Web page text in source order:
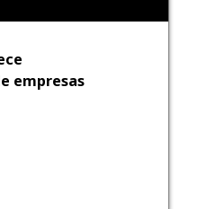
empresas